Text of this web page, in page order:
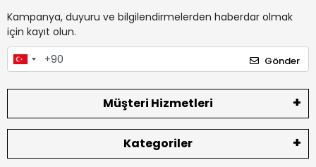
Kampanya, duyuru ve bilgilendirmelerden haberdar olmak
için kayıt olun.
Gönder
Müşteri Hizmetleri
Kategoriler